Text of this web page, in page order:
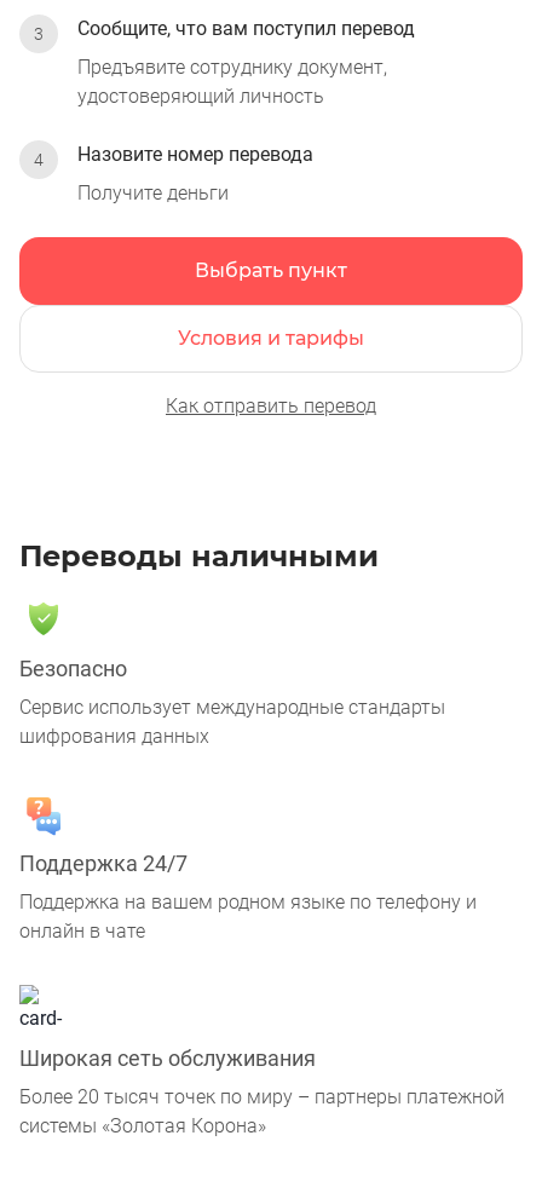
Сообщите, что вам поступил перевод
Предъявите сотруднику документ,
удостоверяющий личность
Назовите номер перевода
Получите деньги
Выбрать пункт
Условия и тарифы
Как отправить перевод
Переводы наличными
Безопасно
Сервис использует международные стандарты
шифрования данных
Поддержка 24/7
Поддержка на вашем родном языке по телефону и
онлайн в чате
Широкая сеть обслуживания
Более 20 тысяч точек по миру – партнеры платежной
системы «Золотая Корона»